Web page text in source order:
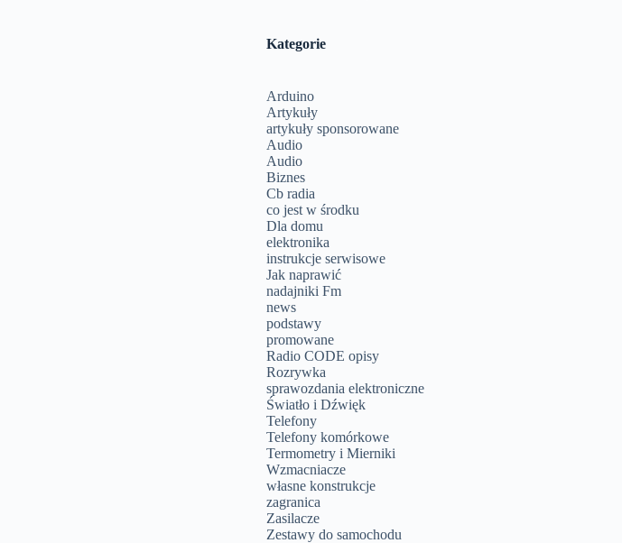
Kategorie
Arduino
Artykuły
artykuły sponsorowane
Audio
Audio
Biznes
Cb radia
co jest w środku
Dla domu
elektronika
instrukcje serwisowe
Jak naprawić
nadajniki Fm
news
podstawy
promowane
Radio CODE opisy
Rozrywka
sprawozdania elektroniczne
Światło i Dźwięk
Telefony
Telefony komórkowe
Termometry i Mierniki
Wzmacniacze
własne konstrukcje
zagranica
Zasilacze
Zestawy do samochodu